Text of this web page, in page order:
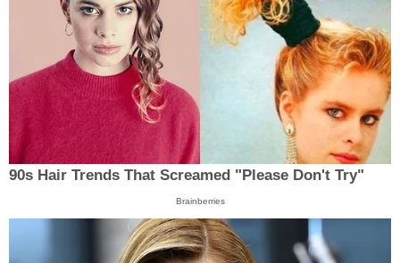
90s Hair Trends That Screamed "Please Don't Try"
Brainberries